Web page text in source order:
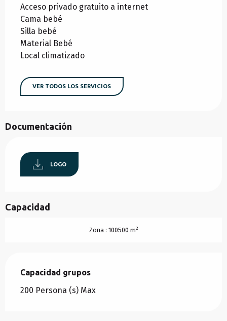
Acceso privado gratuito a internet
Cama bebé
Silla bebé
Material Bebé
Local climatizado
VER TODOS LOS SERVICIOS
Documentación
LOGO
Capacidad
Zona : 100500 m2
Capacidad grupos
Capacidad grupos
200 Persona (s) Max